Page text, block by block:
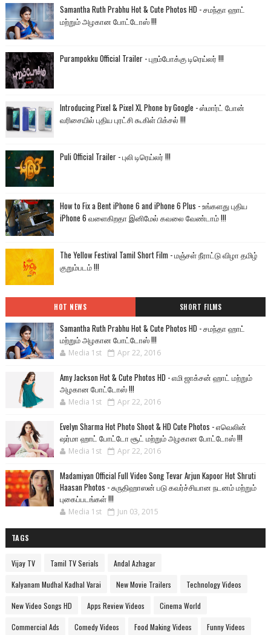
Samantha Ruth Prabhu Hot & Cute Photos HD - சமந்தா ஹாட்
மற்றும் அழகான போட்டோஸ் !!!
Purampokku Official Trailer - புறம்போக்கு டிரெய்லர் !!!
Introducing Pixel & Pixel XL Phone by Google - ஸ்மார்ட் போன்
வரிசையில் புதிய புரட்சி கூகிள் பிக்சல் !!!
Puli Official Trailer - புலி டிரெய்லர் !!!
How to Fix a Bent iPhone 6 and iPhone 6 Plus - உங்களது புதிய
iPhone 6 வளைகிறதா இனிமேல் கவலை வேண்டாம் !!!
The Yellow Festival Tamil Short Film - மஞ்சள் நீராட்டு விழா தமிழ்
குறும்படம் !!!
HOT NEWS SHORT FILMS
Samantha Ruth Prabhu Hot & Cute Photos HD - சமந்தா ஹாட்
மற்றும் அழகான போட்டோஸ் !!!
Media 1st Apr 22, 2016
Amy Jackson Hot & Cute Photos HD - எமி ஜாக்சன் ஹாட் மற்றும்
அழகான போட்டோஸ் !!!
Media 1st Apr 22, 2016
Evelyn Sharma Hot Photo Shoot & HD Cute Photos - எவெலின்
ஷர்மா ஹாட் போட்டோ சூட் மற்றும் அழகான போட்டோஸ் !!!
Media 1st Apr 22, 2016
Madamiyan Official Full Video Song Tevar Arjun Kapoor Hot Shruti
Haasan Photos - சுருதிஹாஸன் படு கவர்ச்சியான நடனம் மற்றும்
புகைப்படங்கள் !!!
Media 1st Jun 03, 2015
TAGS
Vijay TV Tamil TV Serials Andal Azhagar
Kalyanam Mudhal Kadhal Varai New Movie Trailers Technology Videos
New Video Songs HD Apps Review Videos Cinema World
Commercial Ads Comedy Videos Food Making Videos Funny Videos